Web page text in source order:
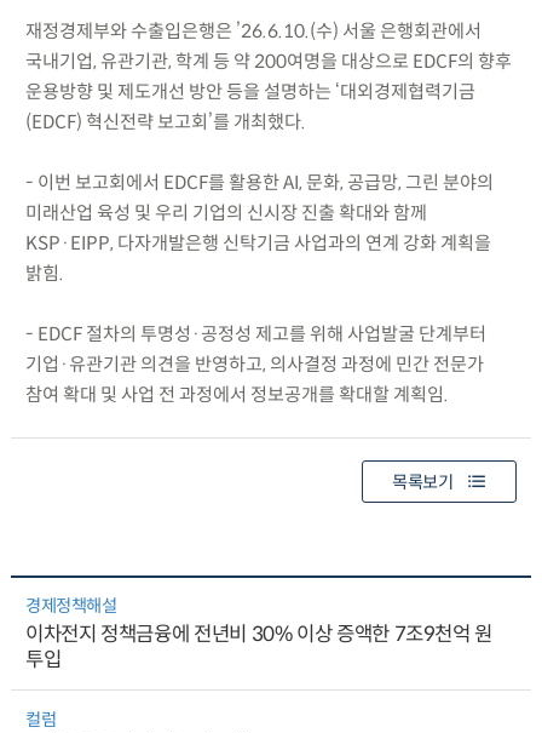
재정경제부와 수출입은행은 ’26.6.10.(수) 서울 은행회관에서
국내기업, 유관기관, 학계 등 약 200여명을 대상으로 EDCF의 향후
운용방향 및 제도개선 방안 등을 설명하는 ‘대외경제협력기금
(EDCF) 혁신전략 보고회’를 개최했다.
- 이번 보고회에서 EDCF를 활용한 AI, 문화, 공급망, 그린 분야의
미래산업 육성 및 우리 기업의 신시장 진출 확대와 함께
KSP·EIPP, 다자개발은행 신탁기금 사업과의 연계 강화 계획을
밝힘.
- EDCF 절차의 투명성·공정성 제고를 위해 사업발굴 단계부터
기업·유관기관 의견을 반영하고, 의사결정 과정에 민간 전문가
참여 확대 및 사업 전 과정에서 정보공개를 확대할 계획임.
목록보기
경제정책해설
이차전지 정책금융에 전년비 30% 이상 증액한 7조9천억 원
투입
컬럼